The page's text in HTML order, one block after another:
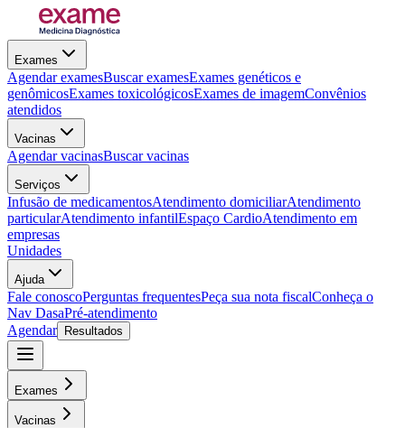
Exames
Agendar examesBuscar examesExames genéticos e
genômicosExames toxicológicosExames de imagemConvênios
atendidos
Vacinas
Agendar vacinasBuscar vacinas
Serviços
Infusão de medicamentosAtendimento domiciliarAtendimento
particularAtendimento infantilEspaço CardioAtendimento em
empresas
Unidades
Ajuda
Fale conoscoPerguntas frequentesPeça sua nota fiscalConheça o
Nav DasaPré-atendimento
Agendar
Resultados
Exames
Vacinas